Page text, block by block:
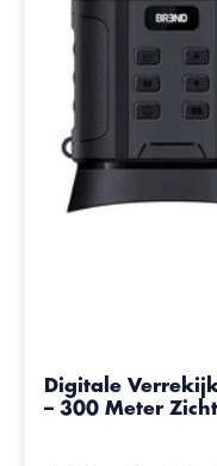
Digitale
– 300 Meter Zicht